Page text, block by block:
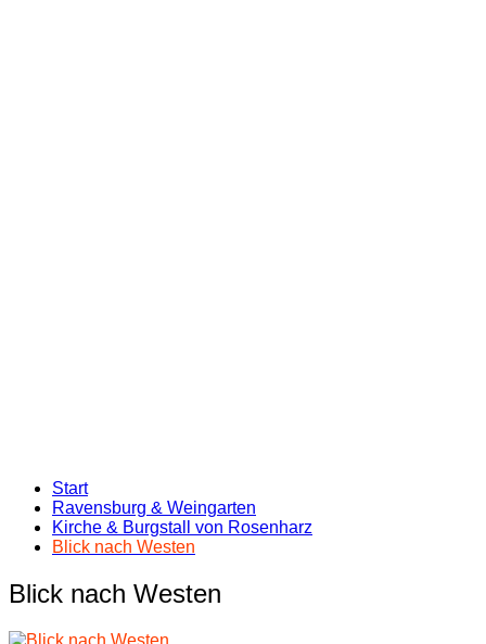
Start
Ravensburg & Weingarten
Kirche & Burgstall von Rosenharz
Blick nach Westen
Blick nach Westen